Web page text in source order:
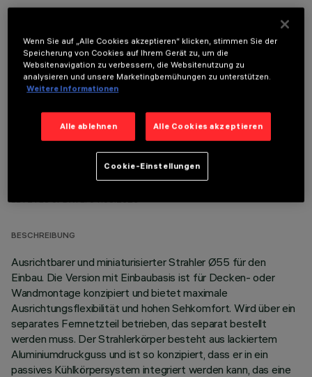
OPTIONALE KOMPONENTEN
TECHNISCHE DATEN
LETZTES UPDATE: 04.08.2026
BESCHREIBUNG
Ausrichtbarer und miniaturisierter Strahler Ø55 für den
Einbau. Die Version mit Einbaubasis ist für Decken- oder
Wandmontage konzipiert und bietet maximale
Ausrichtungsflexibilität und hohen Sehkomfort. Wird über ein
separates Fernnetzteil betrieben, das separat bestellt
werden muss. Der Strahlerkörper besteht aus lackiertem
Aluminiumdruckguss und ist so konzipiert, dass er in ein
passives Kühlkörpersystem integriert werden kann, das eine
Wenn Sie auf „Alle Cookies akzeptieren“ klicken, stimmen Sie der
Speicherung von Cookies auf Ihrem Gerät zu, um die
Websitenavigation zu verbessern, die Websitenutzung zu
analysieren und unsere Marketingbemühungen zu unterstützen.
Weitere Informationen
Alle ablehnen Alle Cookies akzeptieren
Cookie-Einstellungen